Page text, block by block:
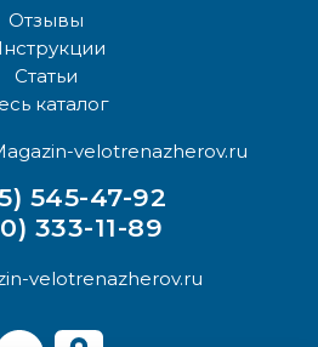
Отзывы
Статьи
каталог
velotrenazherov.ru
545-47-92
333-11-89
velotrenazherov.ru